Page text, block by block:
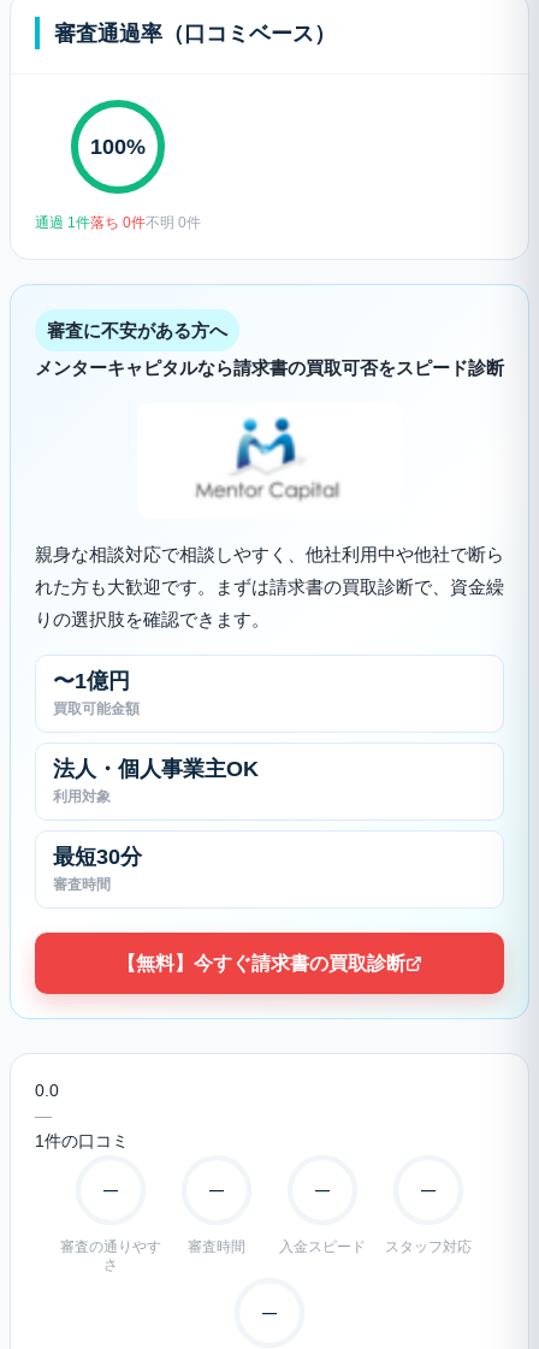
審査通過率（口コミベース）
100%
通過 1件落ち 0件不明 0件
審査に不安がある方へ
メンターキャピタルなら請求書の買取可否をスピード診断
親身な相談対応で相談しやすく、他社利用中や他社で断ら
れた方も大歓迎です。まずは請求書の買取診断で、資金繰
りの選択肢を確認できます。
〜1億円
買取可能金額
法人・個人事業主OK
利用対象
最短30分
審査時間
【無料】今すぐ請求書の買取診断
0.0
—
1件の口コミ
—
審査の通りやす
さ
—
審査時間
—
入金スピード
—
スタッフ対応
—